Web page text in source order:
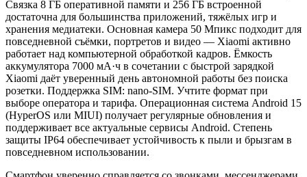
Связка 8 ГБ оперативной памяти и 256 ГБ встроенной
достаточна для большинства приложений, тяжёлых игр и
хранения медиатеки. Основная камера 50 Мпикс подходит для
повседневной съёмки, портретов и видео — Xiaomi активно
работает над компьютерной обработкой кадров. Ёмкость
аккумулятора 7000 мА·ч в сочетании с быстрой зарядкой
Xiaomi даёт уверенный день автономной работы без поиска
розетки. Поддержка SIM: nano-SIM. Учтите формат при
выборе оператора и тарифа. Операционная система Android 15
(HyperOS или MIUI) получает регулярные обновления и
поддерживает все актуальные сервисы Android. Степень
защиты IP64 обеспечивает устойчивость к пыли и брызгам в
повседневном использовании.